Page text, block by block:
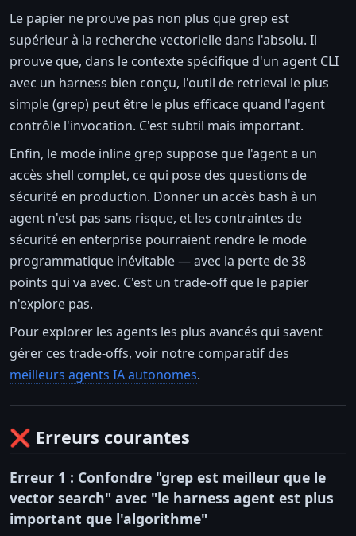
Le papier ne prouve pas non plus que grep est
supérieur à la recherche vectorielle dans l'absolu. Il
prouve que, dans le contexte spécifique d'un agent CLI
avec un harness bien conçu, l'outil de retrieval le plus
simple (grep) peut être le plus efficace quand l'agent
contrôle l'invocation. C'est subtil mais important.
Enfin, le mode inline grep suppose que l'agent a un
accès shell complet, ce qui pose des questions de
sécurité en production. Donner un accès bash à un
agent n'est pas sans risque, et les contraintes de
sécurité en enterprise pourraient rendre le mode
programmatique inévitable — avec la perte de 38
points qui va avec. C'est un trade-off que le papier
n'explore pas.
Pour explorer les agents les plus avancés qui savent
gérer ces trade-offs, voir notre comparatif des
meilleurs agents IA autonomes.
❌ Erreurs courantes
Erreur 1 : Confondre "grep est meilleur que le
vector search" avec "le harness agent est plus
important que l'algorithme"